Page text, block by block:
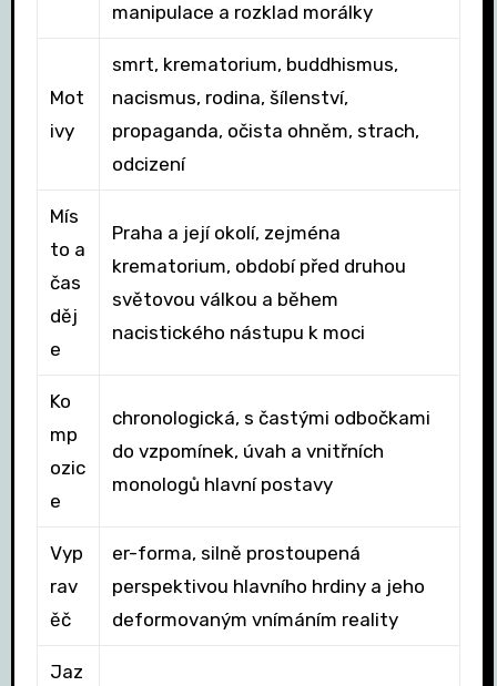
manipulace a rozklad morálky
Mot
ivy
smrt, krematorium, buddhismus,
nacismus, rodina, šílenství,
propaganda, očista ohněm, strach,
odcizení
Mís
to a
čas
děj
e
Praha a její okolí, zejména
krematorium, období před druhou
světovou válkou a během
nacistického nástupu k moci
Ko
mp
ozic
e
chronologická, s častými odbočkami
do vzpomínek, úvah a vnitřních
monologů hlavní postavy
Vyp
rav
ěč
er-forma, silně prostoupená
perspektivou hlavního hrdiny a jeho
deformovaným vnímáním reality
Jaz